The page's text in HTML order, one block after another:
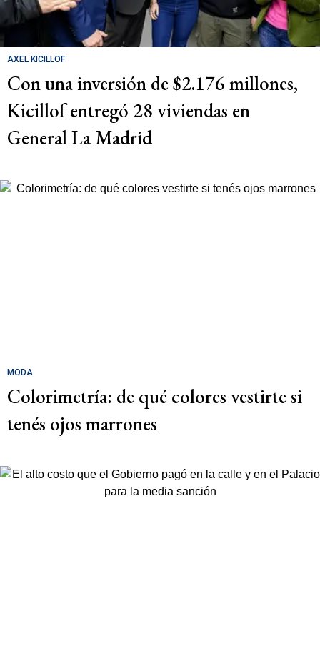
AXEL KICILLOF
Con una inversión de $2.176 millones,
Kicillof entregó 28 viviendas en
General La Madrid
MODA
Colorimetría: de qué colores vestirte si
tenés ojos marrones